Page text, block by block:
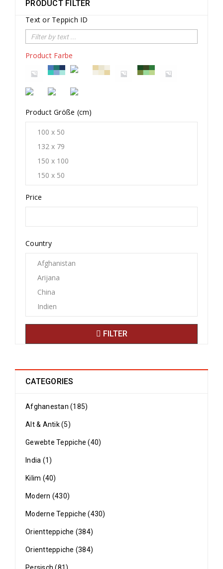
PRODUCT FILTER
Text or Teppich ID
Product Farbe
Product Größe (cm)
Price
Country
FILTER
CATEGORIES
Afghanestan (185)
Alt & Antik (5)
Gewebte Teppiche (40)
India (1)
Kilim (40)
Modern (430)
Moderne Teppiche (430)
Orientteppiche (384)
Orientteppiche (384)